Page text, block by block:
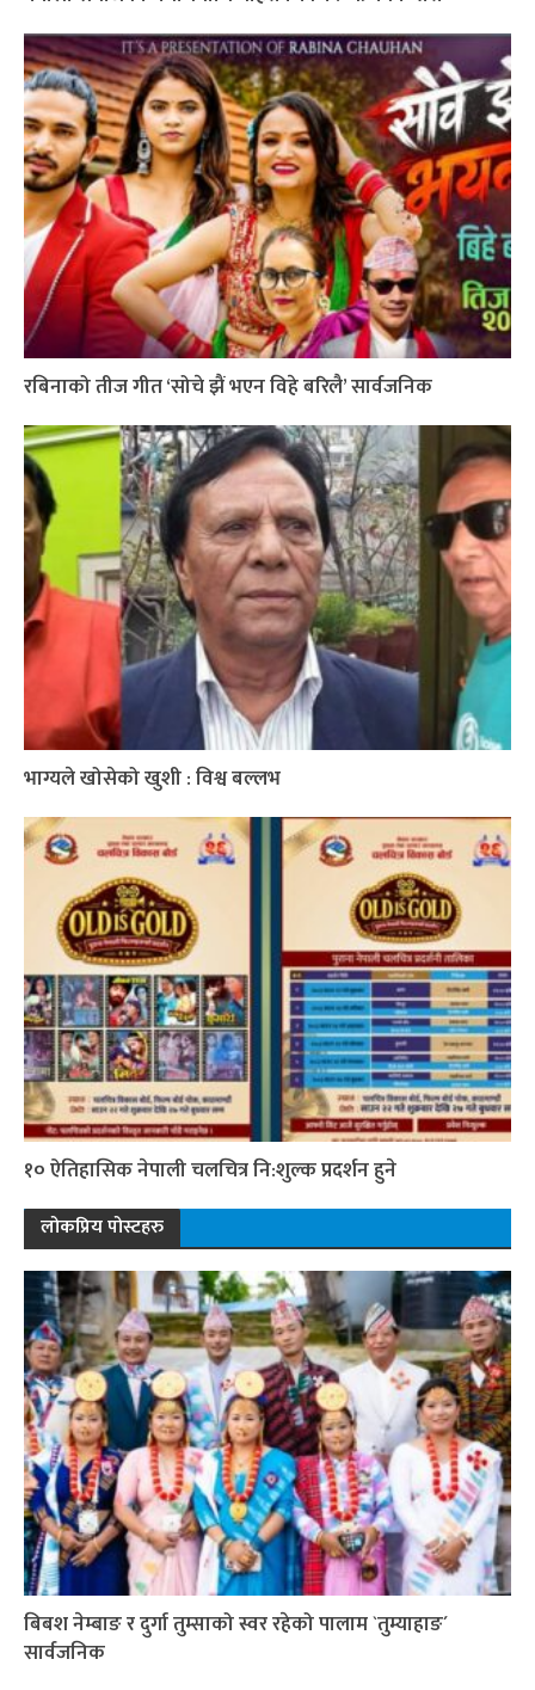
रबिनाको तीज गीत ‘सोचे झैं भएन विहे बरिलै’ सार्वजनिक
भाग्यले खोसेको खुशी : विश्व बल्लभ
१० ऐतिहासिक नेपाली चलचित्र नि:शुल्क प्रदर्शन हुने
लोकप्रिय पोस्टहरु
बिबश नेम्बाङ र दुर्गा तुम्साको स्वर रहेको पालाम `तुम्याहाङ´
सार्वजनिक